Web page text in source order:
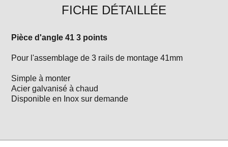
FICHE DÉTAILLÉE
Pièce d'angle 41 3 points
Pour l'assemblage de 3 rails de montage 41mm
Simple à monter
Acier galvanisé à chaud
Disponible en Inox sur demande